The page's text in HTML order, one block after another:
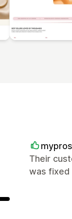
Their
was fixed